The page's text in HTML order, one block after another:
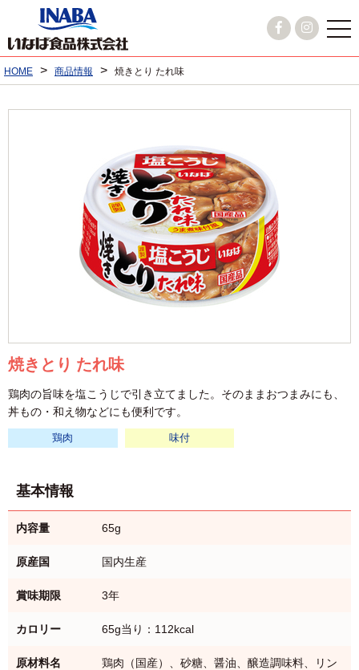
HOME > 商品情報 > 焼きとり たれ味
焼きとり たれ味
鶏肉の旨味を塩こうじで引き立てました。そのままおつまみにも、
丼もの・和え物などにも便利です。
鶏肉 味付
基本情報
内容量 65g
原産国 国内生産
賞味期限 3年
カロリー 65g当り：112kcal
原材料名
鶏肉（国産）、砂糖、醤油、醸造調味料、リン